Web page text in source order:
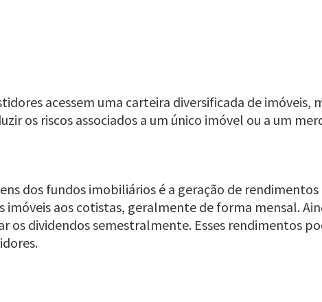
acessem uma carteira diversificada de imóveis,
os riscos associados a um único imóvel ou a um
dos fundos imobiliários é a geração de rendimentos
aos cotistas, geralmente de forma mensal.
os dividendos semestralmente. Esses rendimentos